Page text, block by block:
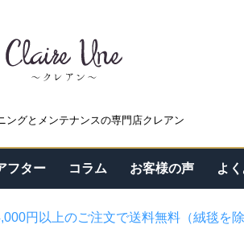
ングとメンテナンスの専門店クレアン
フター コラム お客様の声 よ
円以上のご注文で送料無料（絨毯を除